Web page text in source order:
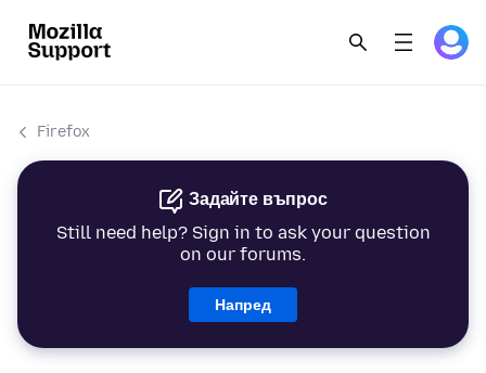
Firefox
Задайте въпрос
Still need help? Sign in to ask your question
on our forums.
Напред